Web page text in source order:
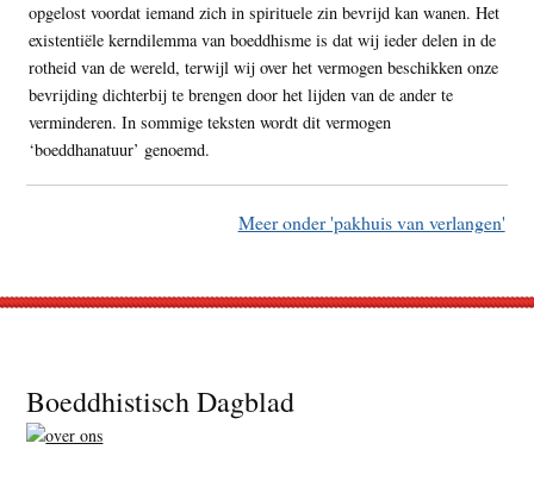
opgelost voordat iemand zich in spirituele zin bevrijd kan wanen. Het
existentiële kerndilemma van boeddhisme is dat wij ieder delen in de
rotheid van de wereld, terwijl wij over het vermogen beschikken onze
bevrijding dichterbij te brengen door het lijden van de ander te
verminderen. In sommige teksten wordt dit vermogen
‘boeddhanatuur’ genoemd.
Meer onder 'pakhuis van verlangen'
Footer
Boeddhistisch Dagblad